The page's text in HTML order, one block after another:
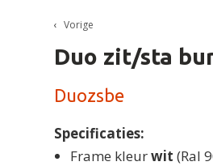
Vorige
Duo zit/sta
Duozsbe
Specificaties:
Frame kleurwit(Ral